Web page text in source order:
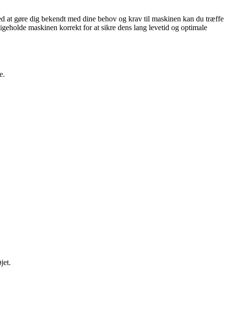
at gøre dig bekendt med dine behov og krav til maskinen kan du træffe
maskinen korrekt for at sikre dens lang levetid og optimale